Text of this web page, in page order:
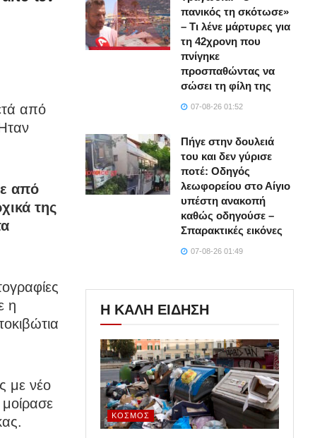
από
από
της
η
με νέο
πανικός τη σκότωσε»
– Τι λένε μάρτυρες για
τη 42χρονη που
πνίγηκε
προσπαθώντας να
σώσει τη φίλη της
07-08-26 01:52
Πήγε στην δουλειά
του και δεν γύρισε
ποτέ: Οδηγός
λεωφορείου στο Αίγιο
υπέστη ανακοπή
καθώς οδηγούσε –
Σπαρακτικές εικόνες
07-08-26 01:49
Η ΚΑΛΗ ΕΙΔΗΣΗ
ΚΌΣΜΟΣ